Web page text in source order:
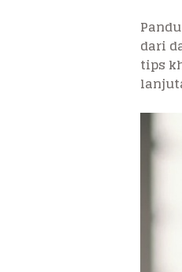
dari
tips